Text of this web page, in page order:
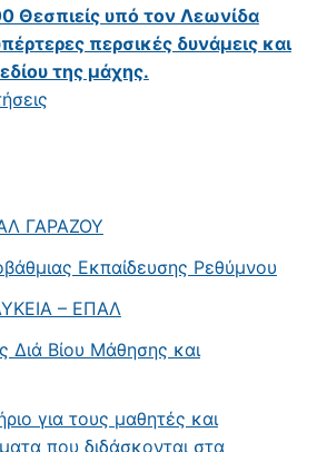
Θεσπιείς υπό τον Λεωνίδα
περσικές δυνάμεις και
της μάχης.
ΓΑΡΑΖΟΥ
Εκπαίδευσης Ρεθύμνου
– ΕΠΑΛ
Διά Βίου Μάθησης και
για τους μαθητές και
που διδάσκονται στα